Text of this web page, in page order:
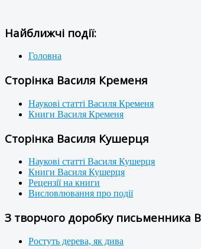
Найближчі події:
Головна
Сторінка Василя Кременя
Наукові статті Василя Кременя
Книги Василя Кременя
Сторінка Василя Кушерця
Наукові статті Василя Кушерця
Книги Василя Кушерця
Рецензії на книги
Висловлювання про події
З творчого доробку письменника
Ростуть дерева, як дива